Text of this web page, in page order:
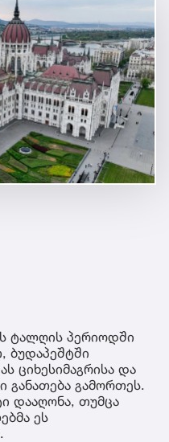
ტალღის პერიოდში
ბუდაპეშტში
ციხესიმაგრისა და
განათება გამორთეს.
დააღონა, თუმცა
ეს